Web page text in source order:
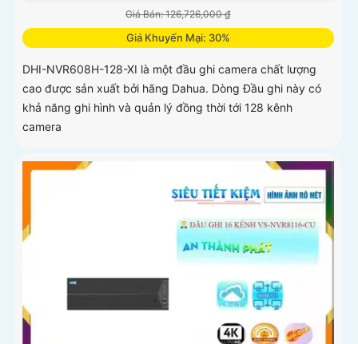
Giá Bán: 126,726,000 ₫
Giá Khuyến Mại: 30%
DHI-NVR608H-128-XI là một đầu ghi camera chất lượng
cao được sản xuất bởi hãng Dahua. Dòng Đầu ghi này có
khả năng ghi hình và quản lý đồng thời tới 128 kênh
camera